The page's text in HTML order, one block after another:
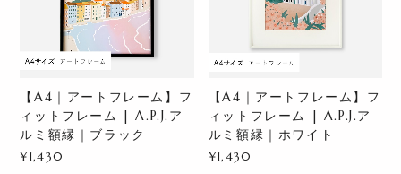
【A4｜アートフレーム】フ
ィットフレーム | A.P.J.ア
ルミ額縁｜ブラック
¥1,430
【A4｜アートフレーム】フ
ィットフレーム | A.P.J.ア
ルミ額縁｜ホワイト
¥1,430